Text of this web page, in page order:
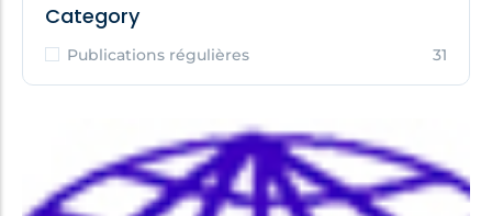
Category
Publications régulières 31